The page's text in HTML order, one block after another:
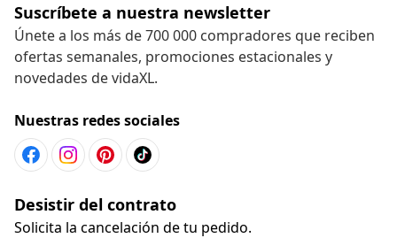
Suscríbete a nuestra newsletter
Únete a los más de 700 000 compradores que reciben
ofertas semanales, promociones estacionales y
novedades de vidaXL.
Nuestras redes sociales
Desistir del contrato
Solicita la cancelación de tu pedido.